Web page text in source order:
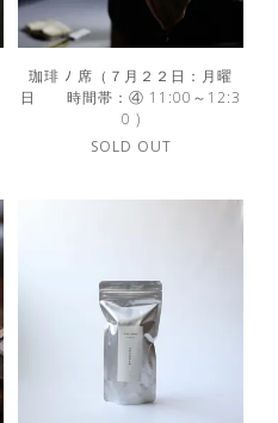
珈琲 ﾉ 席（７月２２日：月曜
日 時間帯：④ 11:00～12:3
0 )
SOLD OUT